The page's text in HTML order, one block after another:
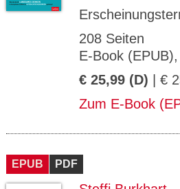
208 Seiten
E-Book
€ 25,99 (D) | €
Zum E-Book
EPUB PDF